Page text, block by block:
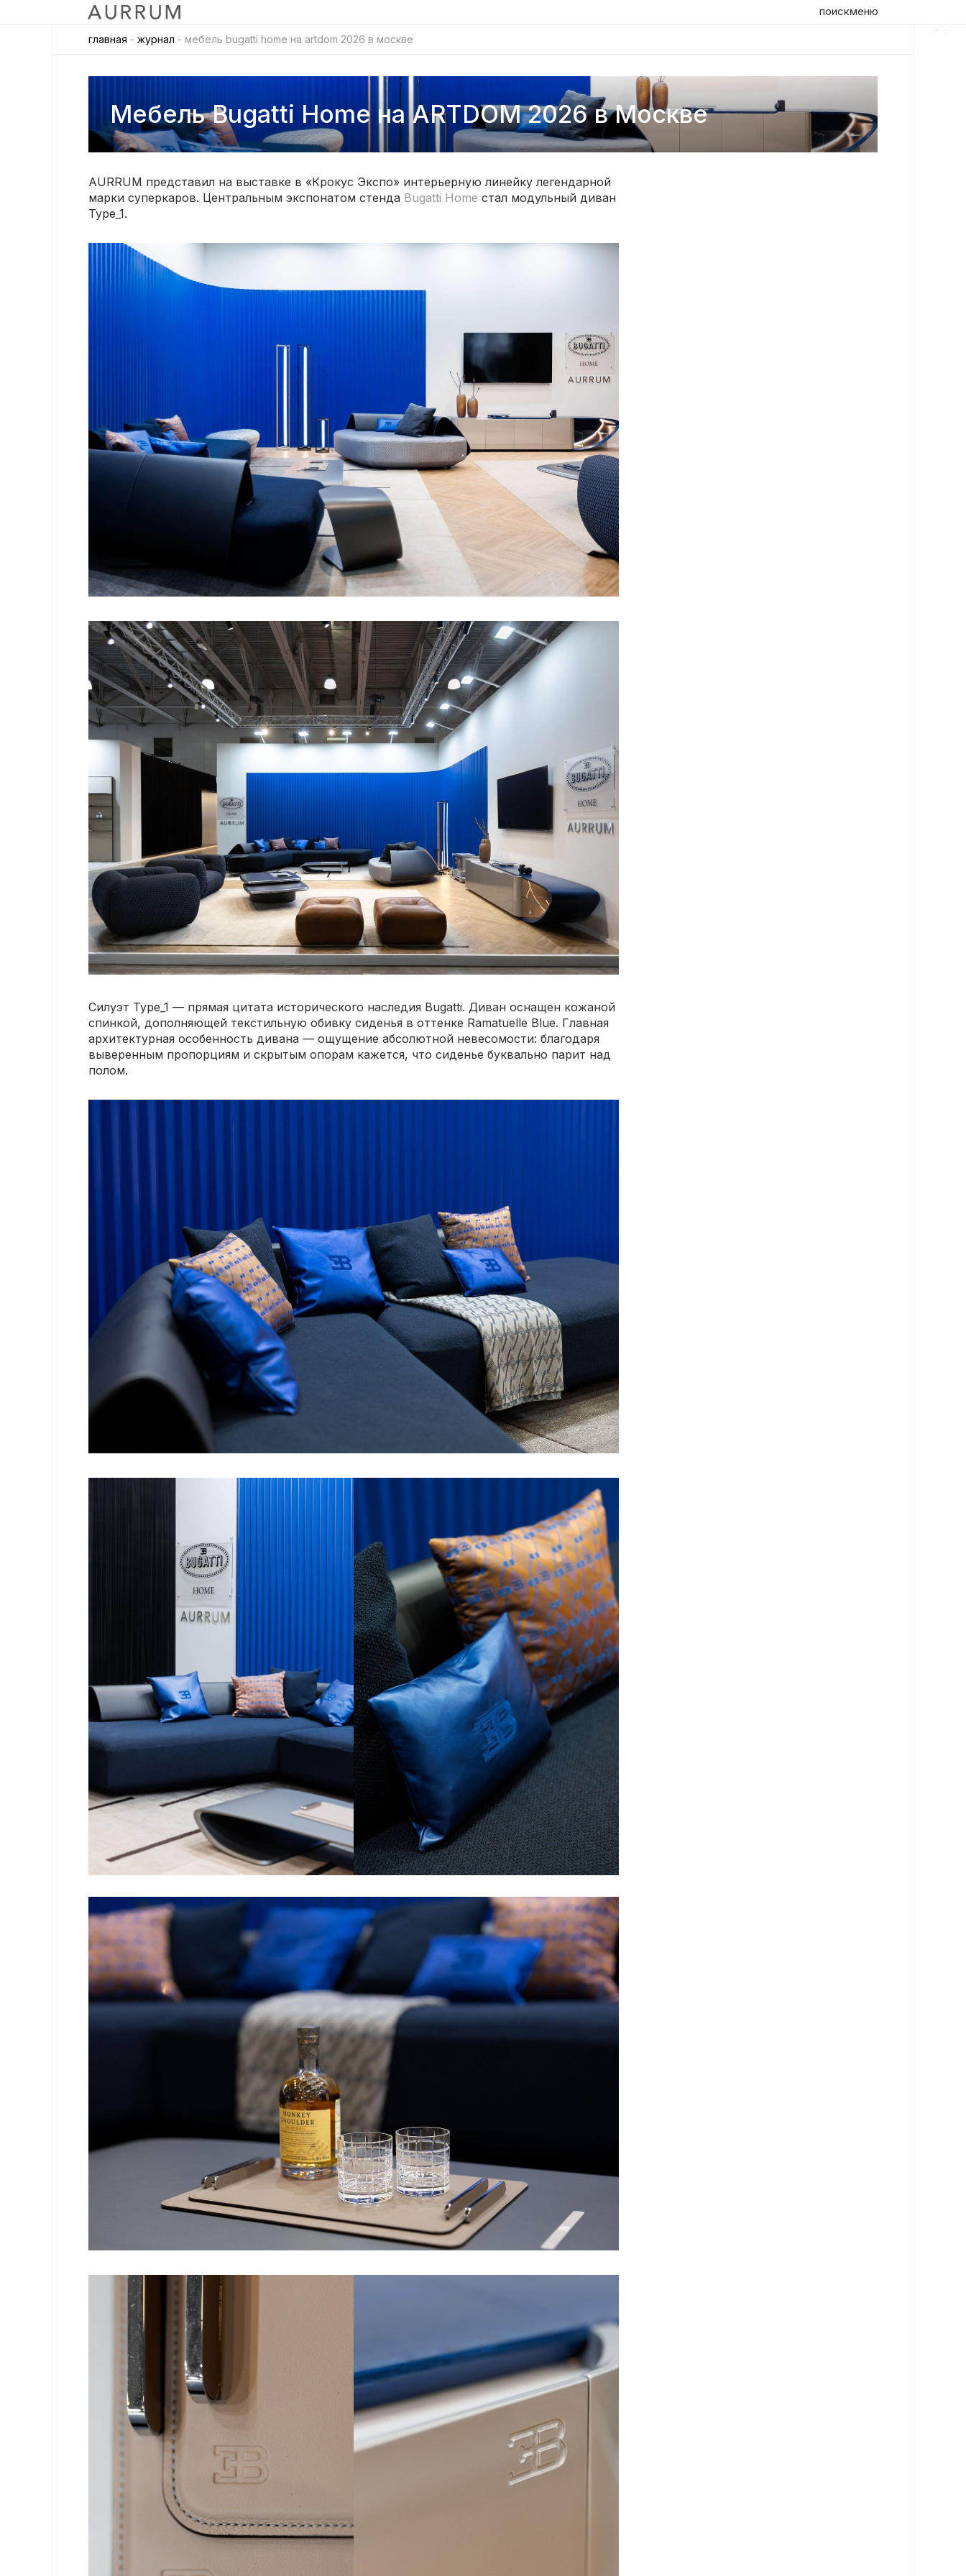
поискменю
главная - журнал - мебель bugatti home на artdom 2026 в москве
Мебель Bugatti Home на ARTDOM 2026 в Москве
AURRUM представил на выставке в «Крокус Экспо» интерьерную линейку легендарной
марки суперкаров. Центральным экспонатом стенда Bugatti Home стал модульный диван
Type_1.
Силуэт Type_1 — прямая цитата исторического наследия Bugatti. Диван оснащен кожаной
спинкой, дополняющей текстильную обивку сиденья в оттенке Ramatuelle Blue. Главная
архитектурная особенность дивана — ощущение абсолютной невесомости: благодаря
выверенным пропорциям и скрытым опорам кажется, что сиденье буквально парит над
полом.